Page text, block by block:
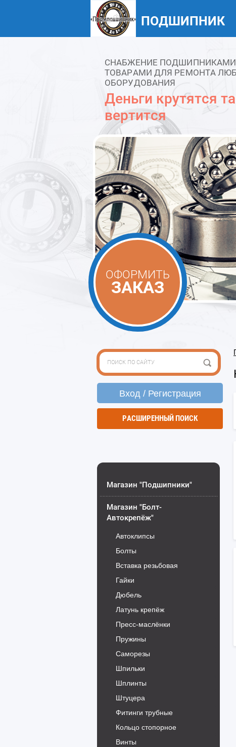
ПОДШИПНИК
СНАБЖЕНИЕ
ТОВАРАМИ ДЛЯ РЕМОНТА
ОБОРУДОВАНИЯ
Деньги крутятся
вертится
ОФОРМИТЬ
ЗАКАЗ
Вход / Регистрация
РАСШИРЕННЫЙ ПОИСК
Магазин "Подшипники"
Магазин "Болт-
Автокрепёж"
Автоклипсы
Болты
Вставка резьбовая
Гайки
Дюбель
Латунь крепёж
Пресс-маслёнки
Пружины
Саморезы
Шпильки
Шплинты
Штуцера
Фитинги трубные
Кольцо стопорное
Винты